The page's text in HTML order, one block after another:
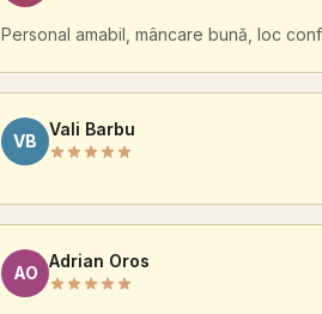
Personal amabil, mâncare bună, loc
VB
Vali Barbu
AO
Adrian Oros